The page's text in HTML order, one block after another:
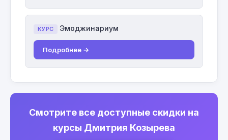
КУРС Эмоджинариум
Подробнее →
Смотрите все доступные скидки на
курсы Дмитрия Козырева